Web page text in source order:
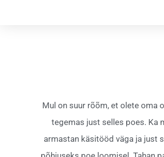
Mul on suur rõõm, et olete oma
tegemas just selles poes. Ka
armastan käsitööd väga ja just